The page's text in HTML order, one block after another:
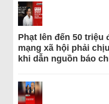
Phạt lên đến 50
mạng xã hội phải
khi dẫn nguồn báo